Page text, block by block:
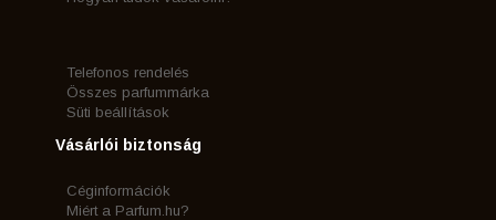
Telefonos rendelés
Összes parfummárka
Süti beállítások
Vásárlói biztonság
Céginformációk
Miért a Parfum.hu?